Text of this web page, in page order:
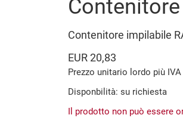
Contenitore
Contenitore impilabile
EUR 20,83
Prezzo unitario lordo più IVA
Disponbilità: su richiesta
Il prodotto non può essere